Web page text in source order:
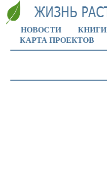
НОВОСТИ КНИГИ
КАРТА ПРОЕКТОВ